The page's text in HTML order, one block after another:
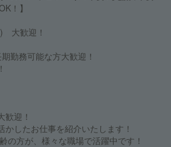
！】
大歓迎！
勤務可能な方大歓迎！
歓迎！
かしたお仕事を紹介いたします！
の方が、様々な職場で活躍中です！